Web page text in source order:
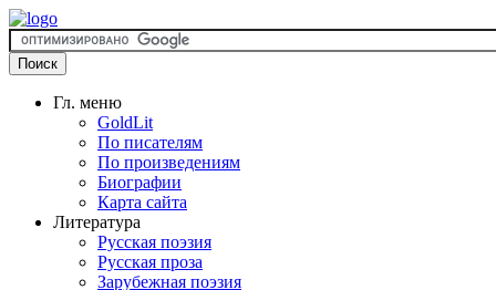
Гл. меню
GoldLit
По писателям
По произведениям
Биографии
Карта сайта
Литература
Русская поэзия
Русская проза
Зарубежная поэзия